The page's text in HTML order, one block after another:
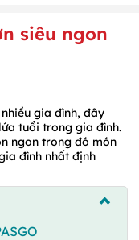
siêu ngon
gia đình, đây
tuổi trong gia đình.
ngon trong đó món
đình nhất định